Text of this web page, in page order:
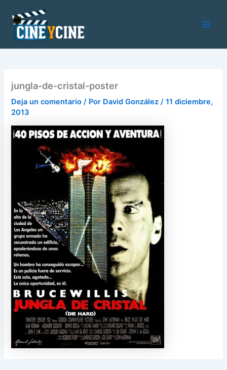
contenido
jungla-de-cristal-poster
Deja un comentario / Por David González/11 diciembre,
2013